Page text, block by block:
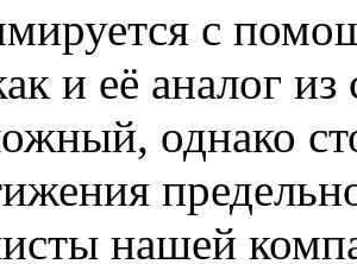
с
и её аналог
однако
нашей